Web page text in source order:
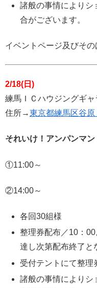
諸般の事情によりシ
合がございます。
イベントページ及びそ
2/18(日)
練馬ＩＣハウジングギャ
住所→東京都練馬区谷原
それいけ！アンパンマン
①11:00～
②14:00～
各回30組様
整理券配布／10：
達し次第配布終了と
受付テントにて整理
諸般の事情によりシ